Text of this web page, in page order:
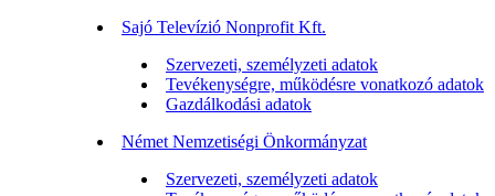
Sajó Televízió Nonprofit Kft.
Szervezeti, személyzeti adatok
Tevékenységre, működésre vonatkozó adatok
Gazdálkodási adatok
Német Nemzetiségi Önkormányzat
Szervezeti, személyzeti adatok